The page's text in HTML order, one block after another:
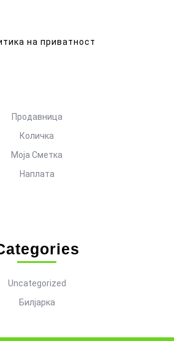
на приватност
Продавница
Количка
Моја Сметка
Наплата
Uncategorized
Билјарка